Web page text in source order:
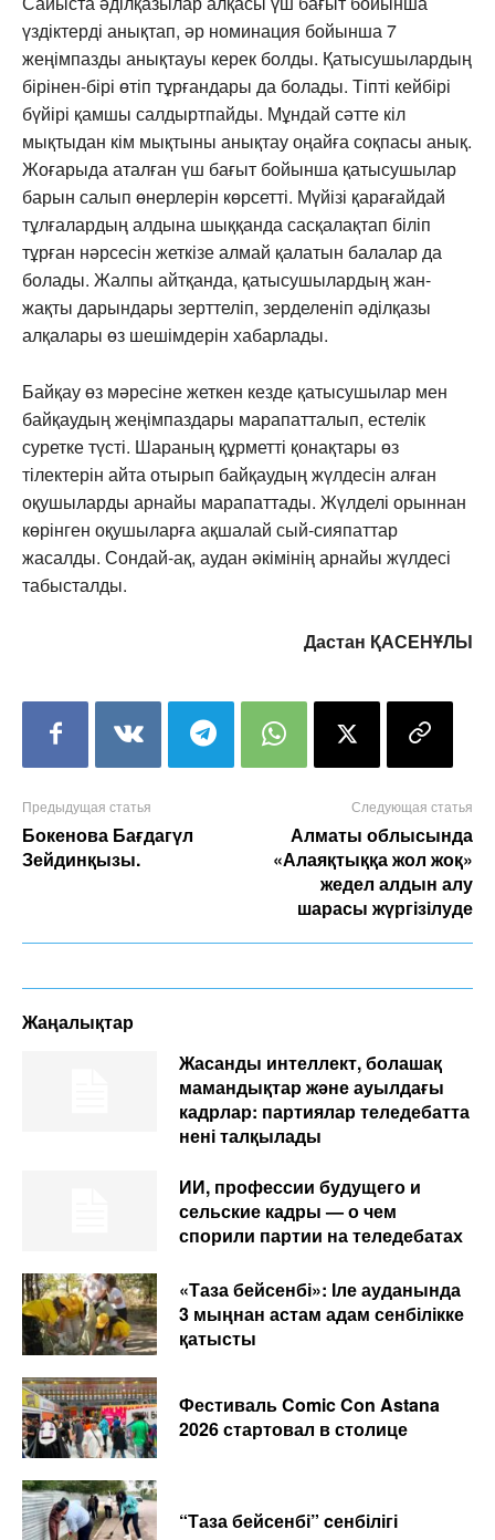
үздіктерді анықтап, әр номинация бойынша 7
жеңімпазды анықтауы керек болды. Қатысушылардың
бірінен-бірі өтіп тұрғандары да болады. Тіпті кейбірі
бүйірі қамшы салдыртпайды. Мұндай сәтте кіл
мықтыдан кім мықтыны анықтау оңайға соқпасы анық.
Жоғарыда аталған үш бағыт бойынша қатысушылар
барын салып өнерлерін көрсетті. Мүйізі қарағайдай
тұлғалардың алдына шыққанда сасқалақтап біліп
тұрған нәрсесін жеткізе алмай қалатын балалар да
болады. Жалпы айтқанда, қатысушылардың жан-
жақты дарындары зерттеліп, зерделеніп әділқазы
алқалары өз шешімдерін хабарлады.
Байқау өз мәресіне жеткен кезде қатысушылар мен
байқаудың жеңімпаздары марапатталып, естелік
суретке түсті. Шараның құрметті қонақтары өз
тілектерін айта отырып байқаудың жүлдесін алған
оқушыларды арнайы марапаттады. Жүлделі орыннан
көрінген оқушыларға ақшалай сый-сияпаттар
жасалды. Сондай-ақ, аудан әкімінің арнайы жүлдесі
табысталды.
Дастан ҚАСЕНҰЛЫ
Предыдущая статья
Бокенова Бағдагүл
Зейдинқызы.
Следующая статья
Алматы облысында
«Алаяқтыққа жол жоқ»
жедел алдын алу
шарасы жүргізілуде
Жаңалықтар
Жасанды интеллект, болашақ
мамандықтар және ауылдағы
кадрлар: партиялар теледебатта
нені талқылады
ИИ, профессии будущего и
сельские кадры — о чем
спорили партии на теледебатах
«Таза бейсенбі»: Іле ауданында
3 мыңнан астам адам сенбілікке
қатысты
Фестиваль Comic Con Astana
2026 стартовал в столице
“Таза бейсенбі” cенбілігі